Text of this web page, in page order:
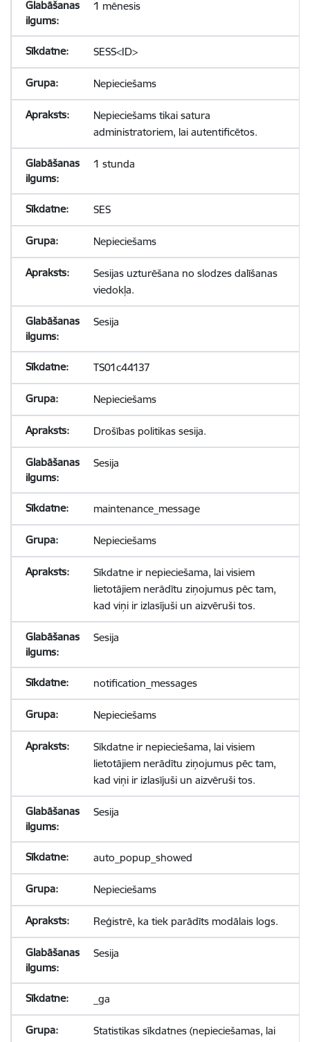
1 mēnesis
SESS<ID>
Nepieciešams
Nepieciešams tikai satura
administratoriem, lai autentificētos.
1 stunda
SES
Nepieciešams
Sesijas uzturēšana no slodzes dalīšanas
viedokļa.
Sesija
TS01c44137
Nepieciešams
Drošības politikas sesija.
Sesija
maintenance_message
Nepieciešams
Sīkdatne ir nepieciešama, lai visiem
lietotājiem nerādītu ziņojumus pēc tam,
kad viņi ir izlasījuši un aizvēruši tos.
Sesija
notification_messages
Nepieciešams
Sīkdatne ir nepieciešama, lai visiem
lietotājiem nerādītu ziņojumus pēc tam,
kad viņi ir izlasījuši un aizvēruši tos.
Sesija
auto_popup_showed
Nepieciešams
Reģistrē, ka tiek parādīts modālais logs.
Sesija
_ga
Statistikas sīkdatnes (nepieciešamas, lai